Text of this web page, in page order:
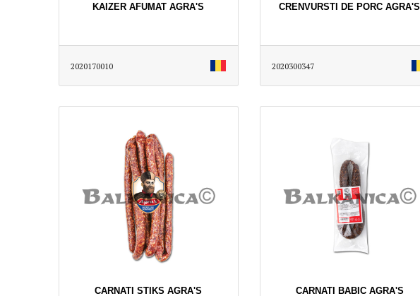
KAIZER AFUMAT AGRA'S
2020170010
CRENVURSTI DE PORC AGRA'S
2020300347
CARNATI STIKS AGRA'S CARNATI BABIC AGRA'S